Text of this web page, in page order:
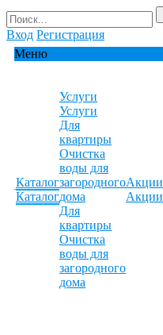
Вход Регистрация
Меню
Каталог
Каталог
Услуги
Услуги
Для
квартиры
Очистка
воды для
загородного
дома
Для
квартиры
Очистка
воды для
загородного
дома
Акции
Акции